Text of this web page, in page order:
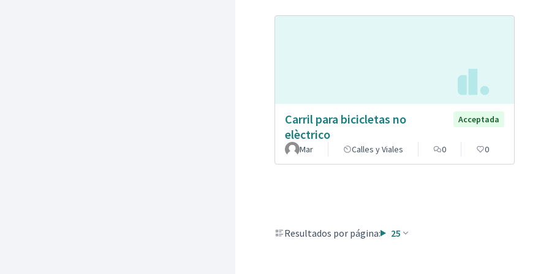
Carril para bicicletas no
elèctrico
Acceptada
Mar Calles y Viales 0 0
Resultados por página: 25